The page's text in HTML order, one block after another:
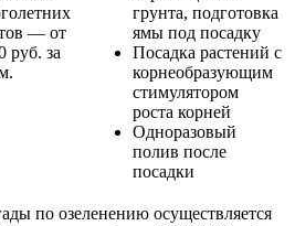
— от
руб. за
грунта, подготовка
ямы под посадку
Посадка растений с
корнеобразующим
стимулятором
роста корней
Одноразовый
полив после
посадки
по озеленению осуществляется